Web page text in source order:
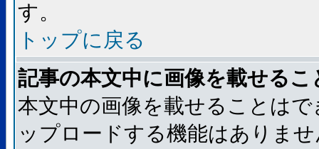
す。
トップに戻る
記事の本文中に画像を載せる
本文中の画像を載せることは
ップロードする機能はありま